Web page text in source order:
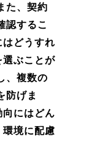
た、契約
認するこ
どうすれ
ぶことが
、複数の
防げま
にはどん
境に配慮